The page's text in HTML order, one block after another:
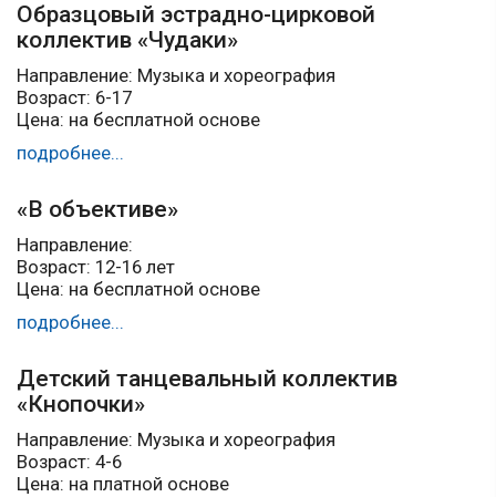
Образцовый эстрадно-цирковой
коллектив «Чудаки»
Направление: Музыка и хореография
Возраст: 6-17
Цена: на бесплатной основе
подробнее...
«В объективе»
Направление:
Возраст: 12-16 лет
Цена: на бесплатной основе
подробнее...
Детский танцевальный коллектив
«Кнопочки»
Направление: Музыка и хореография
Возраст: 4-6
Цена: на платной основе